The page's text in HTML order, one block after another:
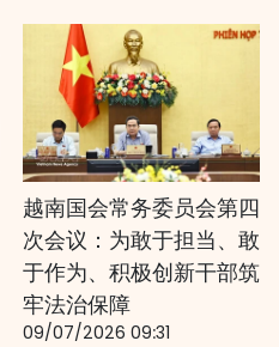
越南国会常务委员会第四
次会议：为敢于担当、敢
于作为、积极创新干部筑
牢法治保障
09/07/2026 09:31